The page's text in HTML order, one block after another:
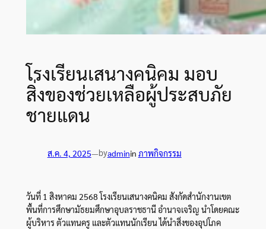
โรงเรียนเสนางคนิคม มอบ
สิ่งของช่วยเหลือผู้ประสบภัย
ชายแดน
ส.ค. 4, 2025—byadminin ภาพกิจกรรม
วันที่ 1 สิงหาคม 2568 โรงเรียนเสนางคนิคม สังกัดสำนักงานเขต
พื้นที่การศึกษามัธยมศึกษาอุบลราชธานี อำนาจเจริญ นำโดยคณะ
ผู้บริหาร ตัวแทนครู และตัวแทนนักเรียน ได้นำสิ่งของอุปโภค